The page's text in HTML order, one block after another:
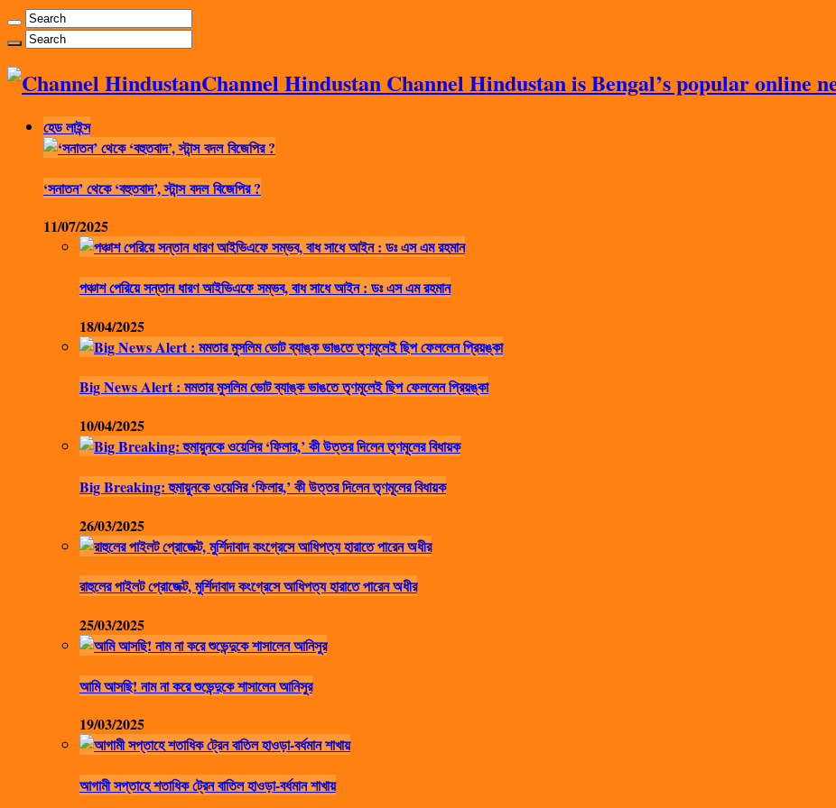
Channel Hindustan Channel Hindustan is Bengal’s popular online
হেড লাইন্স
‘সনাতন’ থেকে ‘বহুতবাদ’, স্টান্স বদল বিজেপির ?
11/07/2025
পঞ্চাশ পেরিয়ে সন্তান ধারণ আইভিএফে সম্ভব, বাধ সাধে আইন : ডঃ এস এম রহমান
18/04/2025
Big News Alert : মমতার মুসলিম ভোট ব্যাঙ্ক ভাঙতে তৃণমূলেই ছিপ ফেললেন প্রিয়ঙ্কা
10/04/2025
Big Breaking: হুমায়ুনকে ওয়েসির ‘ফিলার,’ কী উত্তর দিলেন তৃণমূলের বিধায়ক
26/03/2025
রাহুলের পাইলট প্রোজেক্ট, মুর্শিদাবাদ কংগ্রেসে আধিপত্য হারাতে পারেন অধীর
25/03/2025
আমি আসছি! নাম না করে শুভেন্দুকে শাসালেন আনিসুর
19/03/2025
আগামী সপ্তাহে শতাধিক ট্রেন বাতিল হাওড়া-বর্ধমান শাখায়